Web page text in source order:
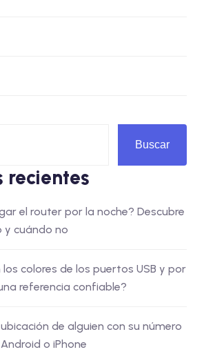
Buscar
recientes
el router por la noche? Descubre
y cuándo no
colores de los puertos USB y por
referencia confiable?
de alguien con su número
o iPhone